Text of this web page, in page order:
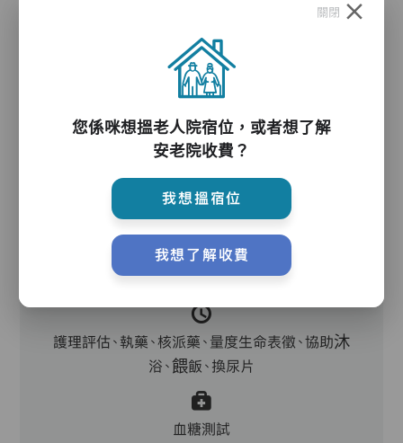
客廳,飯廳,活動區,廚房,洗衣房,物理治療設施,冷
氣,暖氣
電動床,氣墊床,電梯,防滑扶手,助行器/拐杖,輪椅
主管,助理員,護理員,保健員,到診醫生,中醫,外展
牙科
護理評估、執藥、核派藥、量度生命表徵、協助沐
浴、餵飯、換尿片
血糖測試
關閉
您係咪想搵老人院宿位，或者想了解
安老院收費？
我想搵宿位
我想了解收費